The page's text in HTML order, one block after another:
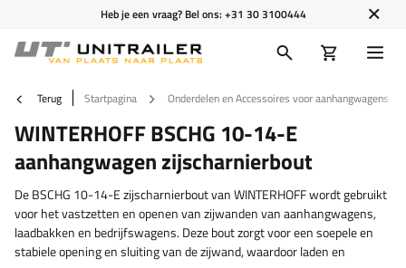
Heb je een vraag? Bel ons:+31 30 3100444
Terug Startpagina Onderdelen en Accessoires voor aanhangwagens
WINTERHOFF BSCHG 10-14-E
aanhangwagen zijscharnierbout
De BSCHG 10-14-E zijscharnierbout van WINTERHOFF wordt gebruikt
voor het vastzetten en openen van zijwanden van aanhangwagens,
laadbakken en bedrijfswagens. Deze bout zorgt voor een soepele en
stabiele opening en sluiting van de zijwand, waardoor laden en